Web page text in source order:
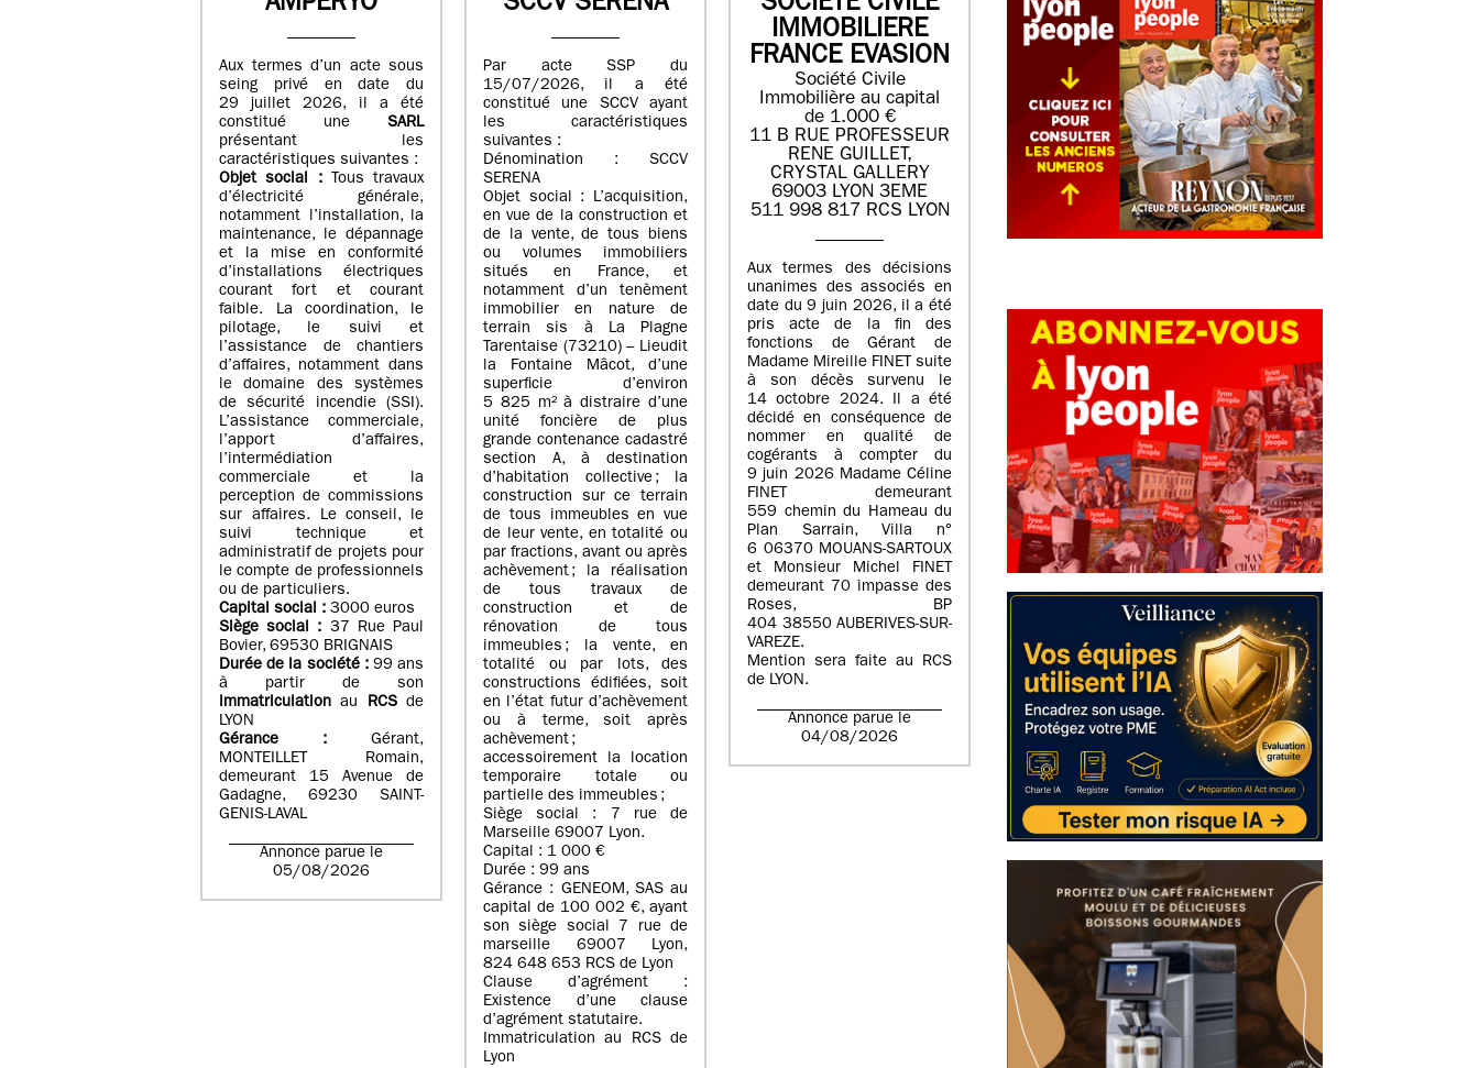
AMPERYO
Aux termes d’un acte sous
seing privé en date du
29 juillet 2026, il a été
constitué une SARL
présentant les
caractéristiques suivantes :
Objet social :
Tous travaux
d’électricité générale,
notamment l’installation, la
maintenance, le dépannage
et la mise en conformité
d’installations électriques
courant fort et courant
faible. La coordination, le
pilotage, le suivi et
l’assistance de chantiers
d’affaires, notamment dans
le domaine des systèmes
de sécurité incendie (SSI).
L’assistance commerciale,
l’apport d’affaires,
l’intermédiation
commerciale et la
perception de commissions
sur affaires. Le conseil, le
suivi technique et
administratif de projets pour
le compte de professionnels
ou de particuliers.
Capital social : 3000 euros
Siège social : 37 Rue Paul
Bovier, 69530 BRIGNAIS
Durée de la société : 99 ans
à partir de son
immatriculation au RCSde
LYON
Gérance :
Gérant,
MONTEILLET Romain,
demeurant 15 Avenue de
Gadagne, 69230 SAINT-
GENIS-LAVAL
Annonce parue le
05/08/2026
SCCV SERENA
Par acte SSP du
15/07/2026, il a été
constitué une SCCV ayant
les caractéristiques
suivantes :
Dénomination : SCCV
SERENA
Objet social : L’acquisition,
en vue de la construction et
de la vente, de tous biens
ou volumes immobiliers
situés en France, et
notamment d’un tenèment
immobilier en nature de
terrain sis à La Plagne
Tarentaise (73210) – Lieudit
la Fontaine Mâcot, d’une
superficie d’environ
5 825 m² à distraire d’une
unité foncière de plus
grande contenance cadastré
section A, à destination
d’habitation collective ; la
construction sur ce terrain
de tous immeubles en vue
de leur vente, en totalité ou
par fractions, avant ou après
achèvement ; la réalisation
de tous travaux de
construction et de
rénovation de tous
immeubles ; la vente, en
totalité ou par lots, des
constructions édifiées, soit
en l’état futur d’achèvement
ou à terme, soit après
achèvement ;
accessoirement la location
temporaire totale ou
partielle des immeubles ;
Siège social : 7 rue de
Marseille 69007 Lyon.
Capital : 1 000 €
Durée : 99 ans
Gérance : GENEOM, SAS au
capital de 100 002 €, ayant
son siège social 7 rue de
marseille 69007 Lyon,
824 648 653 RCS de Lyon
Clause d’agrément :
Existence d’une clause
d’agrément statutaire.
Immatriculation au RCS de
Lyon
SOCIETE CIVILE
IMMOBILIERE
FRANCE EVASION
Société Civile
Immobilière au capital
de 1.000 €
11 B RUE PROFESSEUR
RENE GUILLET,
CRYSTAL GALLERY
69003 LYON 3EME
511 998 817 RCS LYON
Aux termes des décisions
unanimes des associés en
date du 9 juin 2026, il a été
pris acte de la fin des
fonctions de Gérant de
Madame Mireille FINET suite
à son décès survenu le
14 octobre 2024. Il a été
décidé en conséquence de
nommer en qualité de
cogérants à compter du
9 juin 2026 Madame Céline
FINET demeurant
559 chemin du Hameau du
Plan Sarrain, Villa n°
6 06370 MOUANS-SARTOUX
et Monsieur Michel FINET
demeurant 70 impasse des
Roses, BP
404 38550 AUBERIVES-SUR-
VAREZE.
Mention sera faite au RCS
de LYON.
Annonce parue le
04/08/2026